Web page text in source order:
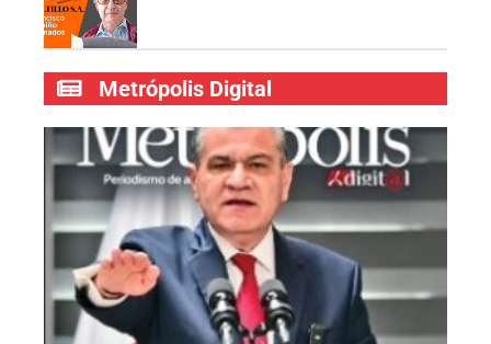
Metrópolis Digital